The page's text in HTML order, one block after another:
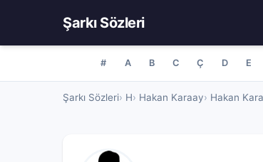
Şarkı Sözleri
# A B C Ç D E
Şarkı Sözleri H Hakan Karaay Hakan